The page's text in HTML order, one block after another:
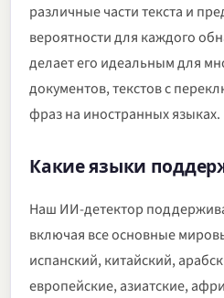
различные части текста и
вероятности для каждого
делает его идеальным для
документов, текстов с
фраз на иностранных языках.
Какие языки
Наш ИИ-детектор
включая все основные
испанский, китайский,
европейские, азиатские,